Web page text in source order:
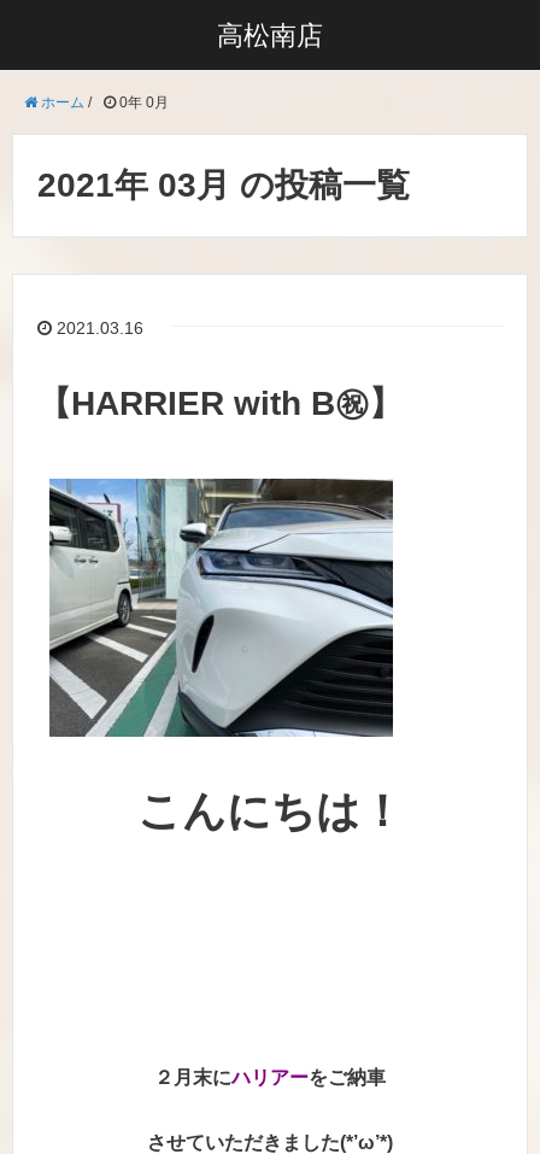
高松南店
ホーム / 0年 0月
2021年 03月 の投稿一覧
2021.03.16
【HARRIER with B㊗】
こんにちは！
２月末にハリアーをご納車
させていただきました(*’ω’*)